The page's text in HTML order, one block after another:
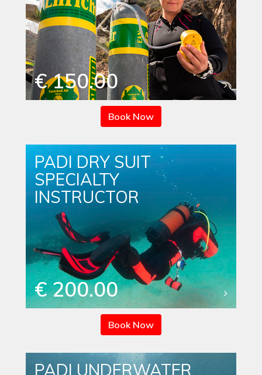
€ 150.00
Book Now
PADI DRY SUIT
SPECIALTY
INSTRUCTOR
€ 200.00
Book Now
PADI UNDERWATER